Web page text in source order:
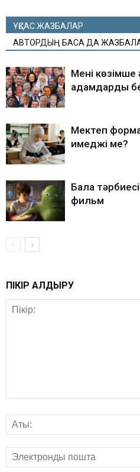
ҰҚСАС ЖАЗБАЛАР
АВТОРДЫҢ БАСҚА ДА
Менің
адамдардың
Мектеп
имеджі ме?
Бала
фильм
ПІКІР ҚАЛДЫРУ